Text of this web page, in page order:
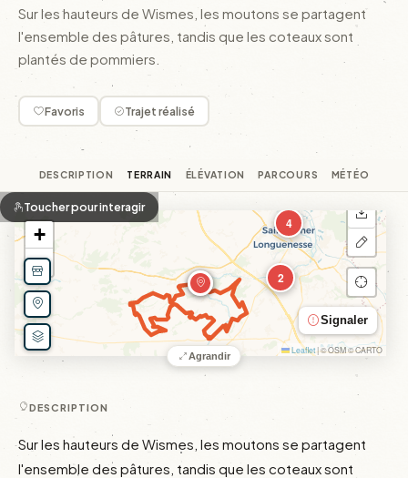
Sur les hauteurs de Wismes, les moutons se partagent
l'ensemble des pâtures, tandis que les coteaux sont
plantés de pommiers.
Favoris Trajet réalisé
DESCRIPTION TERRAIN ÉLÉVATION PARCOURS MÉTÉO
2
4
+
−
Signaler
Leaflet|© OSM © CARTO
Toucher pour interagir
Agrandir
DESCRIPTION
Sur les hauteurs de Wismes, les moutons se partagent
l'ensemble des pâtures, tandis que les coteaux sont